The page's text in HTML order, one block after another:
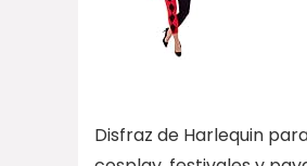
Disfraz de Harlequin